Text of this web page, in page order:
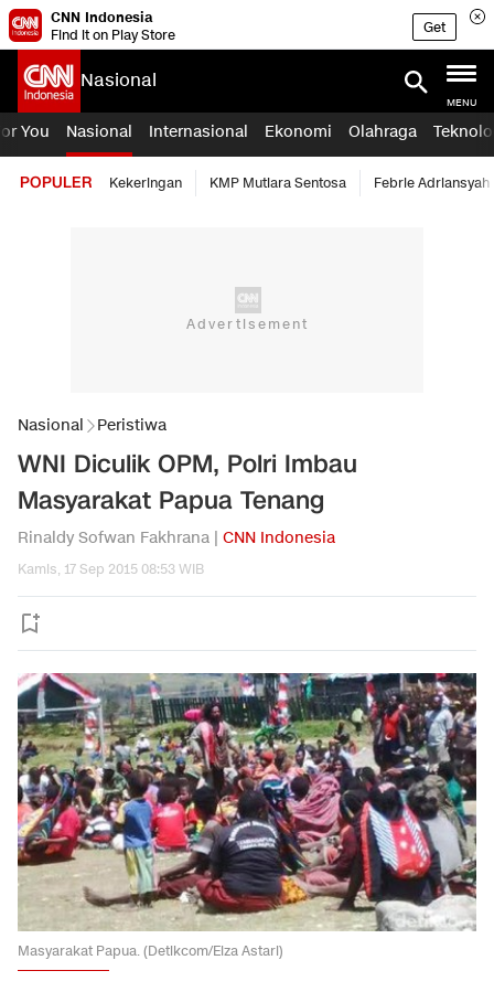
CNN Indonesia
Find it on Play Store
Get
Nasional
MENU
You Nasional Internasional Ekonomi Olahraga
POPULER Kekeringan KMP Mutiara Sentosa Febrie Adriansyah
Nasional Peristiwa
WNI Diculik OPM, Polri Imbau
Masyarakat Papua Tenang
Rinaldy Sofwan Fakhrana | CNN Indonesia
Kamis, 17 Sep 2015 08:53 WIB
Masyarakat Papua. (Detikcom/Elza Astari)